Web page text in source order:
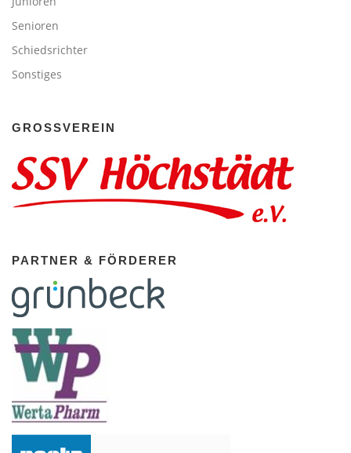
Senioren
Schiedsrichter
Sonstiges
GROSSVEREIN
PARTNER & FÖRDERER